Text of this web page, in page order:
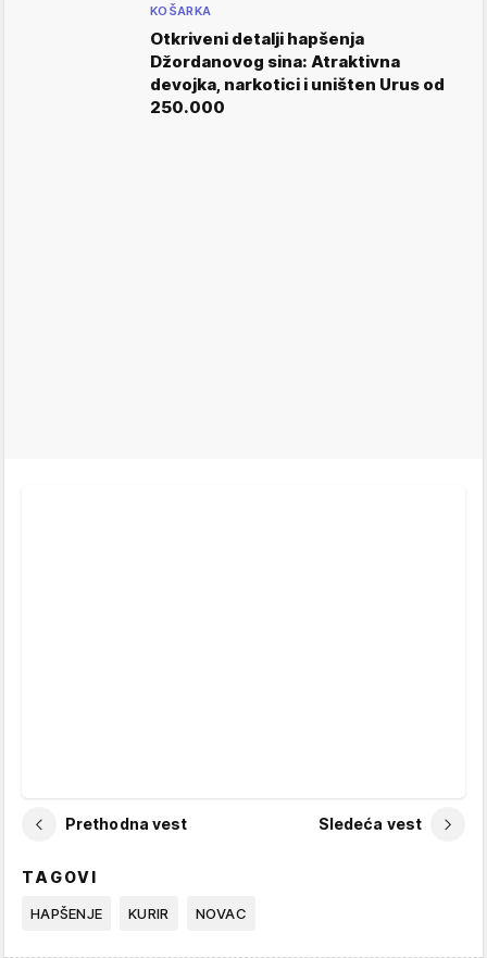
KOŠARKA
Otkriveni detalji hapšenja
Džordanovog sina: Atraktivna
devojka, narkotici i uništen Urus od
250.000
Prethodna vest Sledeća vest
TAGOVI
HAPŠENJE KURIR NOVAC